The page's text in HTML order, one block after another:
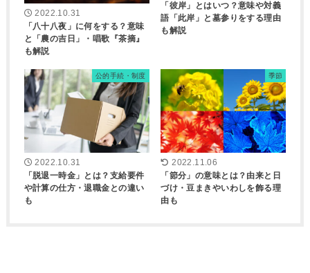
2022.10.31
「八十八夜」に何をする？意味
と「農の吉日」・唱歌『茶摘』
も解説
「彼岸」とはいつ？意味や対義
語「此岸」と墓参りをする理由
も解説
公的手続・制度
2022.10.31
「脱退一時金」とは？支給要件
や計算の仕方・退職金との違い
も
季節
2022.11.06
「節分」の意味とは？由来と日
づけ・豆まきやいわしを飾る理
由も